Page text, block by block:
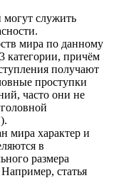
служить
мира по данному
категории, причём
получают
проступки
часто они не
мира характер и
в
размера
статья